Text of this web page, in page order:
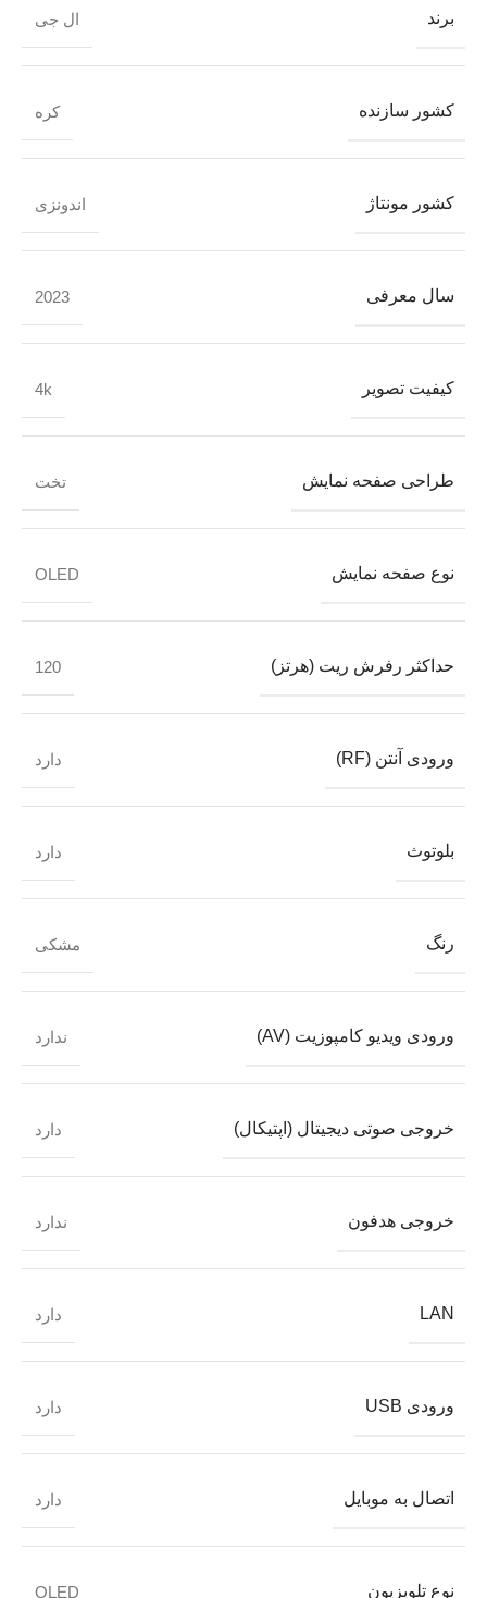
برند ال جی
کشور سازنده کره
کشور مونتاژ اندونزی
سال معرفی 2023
کیفیت تصویر 4k
طراحی صفحه نمایش تخت
نوع صفحه نمایش OLED
حداکثر رفرش ریت (هرتز) 120
ورودی آنتن (RF) دارد
بلوتوث دارد
رنگ مشکی
ورودی ویدیو کامپوزیت (AV) ندارد
خروجی صوتی دیجیتال (اپتیکال) دارد
خروجی هدفون ندارد
LAN دارد
ورودی USB دارد
اتصال به موبایل دارد
نوع تلویزیون OLED